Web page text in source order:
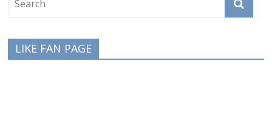
LIKE FAN PAGE